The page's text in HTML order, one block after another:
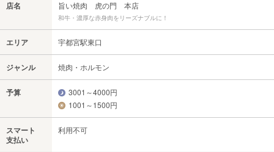
店名 旨い焼肉 虎の門 本店
和牛・濃厚な赤身肉をリーズナブルに！
エリア 宇都宮駅東口
ジャンル 焼肉・ホルモン
予算
3001～4000円
1001～1500円
スマート
支払い
利用不可